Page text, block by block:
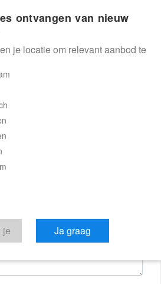
Huurflits
bericht
kom je in contact met de
van de woning.
ontvangen van nieuw
je locatie om relevant aanbod te
je Ja graag